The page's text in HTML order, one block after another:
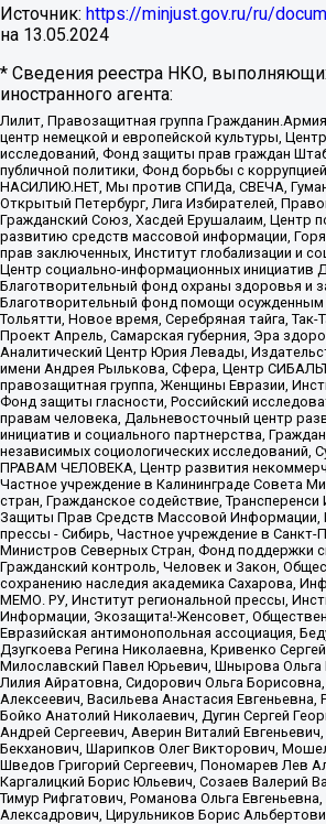
Источник: https://minjust.gov.ru/ru/
на 13.05.2024
* Сведения реестра НКО,
иностранного агента:
Лилит, Правозащитная группа
центр немецкой и европейской культуры,
исследований, Фонд защиты прав граждан
публичной политики, Фонд борьбы с
НАСИЛИЮ.НЕТ, Мы против СПИДа, СВЕЧА,
Открытый Петербург, Лига Избирателей,
Гражданский Союз, Хасдей Ерушалаим, Центр
развитию средств массовой информации,
прав заключенных, Институт глобализации и
Центр социально-информационных инициатив
Благотворительный фонд охраны здоровья и
Благотворительный фонд помощи осужденным
Тольятти, Новое время, Серебряная тайга, Так-
Проект Апрель, Самарская губерния, Эра
Аналитический Центр Юрия Левады,
имени Андрея Рылькова, Сфера, Центр
правозащитная группа, Женщины Евразии,
Фонд защиты гласности, Российский
правам человека, Дальневосточный центр
инициатив и социального партнерства,
независимых социологических
ПРАВАМ ЧЕЛОВЕКА, Центр развития
Частное учреждение в Калининграде Совета
стран, Гражданское содействие,
Защиты Прав Средств Массовой Информации,
прессы - Сибирь, Частное учреждение в Санкт-
Министров Северных Стран, Фонд поддержки
Гражданский контроль, Человек и Закон,
сохранению наследия академика Сахарова,
МЕМО. РУ, Институт региональной прессы,
Информации, Экозащита!-Женсовет,
Евразийская антимонопольная ассоциация,
Дзугкоева Регина Николаевна, Кривенко
Милославский Павел Юрьевич, Шнырова
Лилия Айратовна, Сидорович Ольга
Алексеевич, Васильева Анастасия Евгеньевна,
Бойко Анатолий Николаевич, Дугин Сергей
Андрей Сергеевич, Аверин Виталий
Бекханович, Шарипков Олег Викторович,
Шведов Григорий Сергеевич, Пономарев Лев
Каргалицкий Борис Юльевич, Созаев Валерий
Тимур Рифгатович, Романова Ольга
Алексадрович, Цирульников Борис